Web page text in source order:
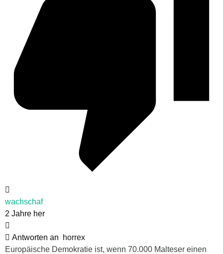
wachschaf
2 Jahre her
Antworten an
horrex
Europäische Demokratie ist, wenn 70.000 Malteser einen